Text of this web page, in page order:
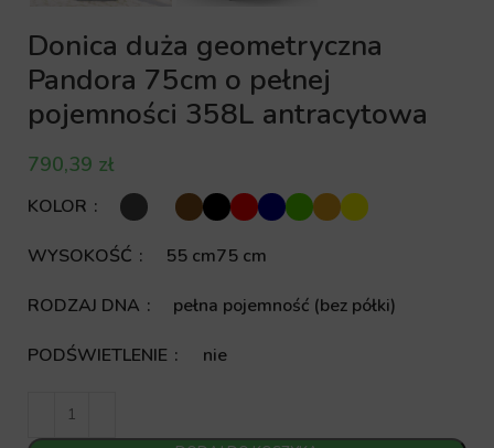
Donica duża geometryczna
Pandora 75cm o pełnej
pojemności 358L antracytowa
zł
KOLOR
WYSOKOŚĆ 55 cm75 cm
RODZAJ DNA pełna pojemność (bez półki)
PODŚWIETLENIE nie